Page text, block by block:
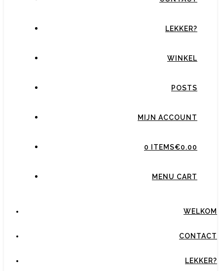
LEKKER?
WINKEL
POSTS
MIJN ACCOUNT
0 ITEMS€0.00
MENU CART
WELKOM
CONTACT
LEKKER?